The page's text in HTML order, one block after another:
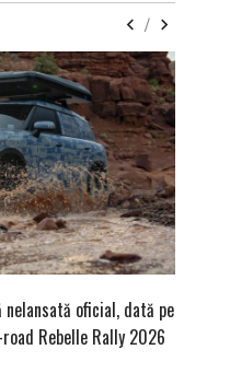
/
nelansată oficial, dată pe
Rebelle Rally 2026